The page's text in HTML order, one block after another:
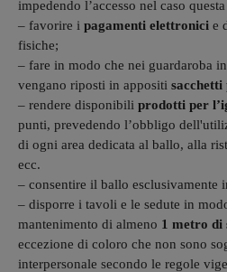
impedendo l’accesso nel caso
– favorire i pagamenti elettronici e
fisiche;
– fare in modo che nei guardaroba
vengano riposti in appositi
– rendere disponibili prodotti per
punti, prevedendo l’obbligo
di ogni area dedicata al ballo, alla
ecc.
– consentire il ballo esclusivamente
– disporre i tavoli e le sedute in
mantenimento di almeno 1 metro di
eccezione di coloro che non sono
interpersonale secondo le regole